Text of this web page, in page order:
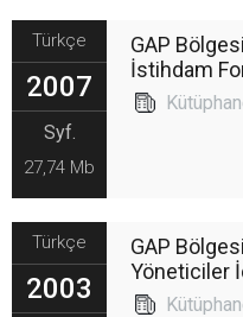
Türkçe
2007
Syf.
27,74 Mb
GAP
İstihdam
Türkçe
2003
GAP
Yöneticiler